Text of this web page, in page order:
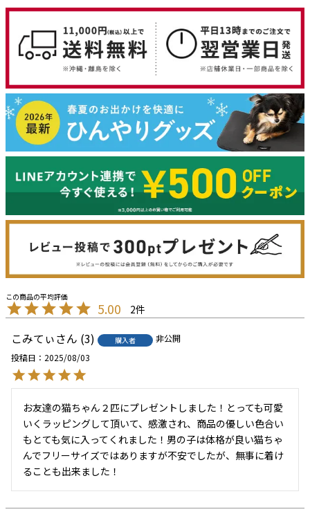
5.00 2
こみてぃ 3 購入者
非公開
投稿日
2025/08/03
お友達の猫ちゃん２匹にプレゼントしました！とっても可愛
いくラッピングして頂いて、感激され、商品の優しい色合い
もとても気に入ってくれました！男の子は体格が良い猫ちゃ
んでフリーサイズではありますが不安でしたが、無事に着け
ることも出来ました！